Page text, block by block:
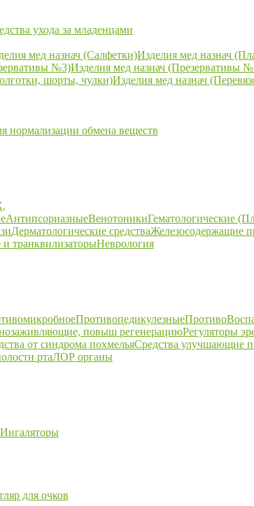
ухода за младенцами
мед назнач (Салфетки)Изделия мед назнач
№3)Изделия мед назнач (Презервативы
шорты, чулки)Изделия мед назнач
нормализации обмена веществ
АнтипсориазныеВенотоникиГематологические
Дерматологические средстваЖелезосодержащие
транквилизаторыНеврология
Противопедикулезные
повыш регенерациюРегуляторы
от синдрома похмельяСредства улучшающие
ртаЛОР органы
Ингаляторы
для очков